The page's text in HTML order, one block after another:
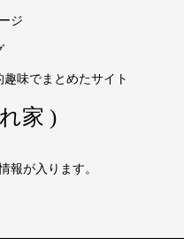
ジ
味でまとめたサイト
家 )
報が入ります。